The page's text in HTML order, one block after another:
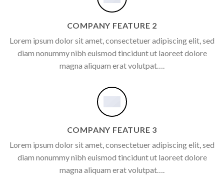
COMPANY FEATURE 2
Lorem ipsum dolor sit amet, consectetuer adipiscing elit, sed
diam nonummy nibh euismod tincidunt ut laoreet dolore
magna aliquam erat volutpat….
COMPANY FEATURE 3
Lorem ipsum dolor sit amet, consectetuer adipiscing elit, sed
diam nonummy nibh euismod tincidunt ut laoreet dolore
magna aliquam erat volutpat….